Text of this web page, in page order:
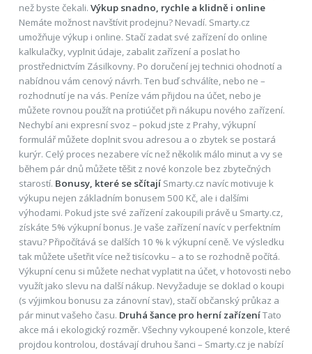
než byste čekali. Výkup snadno, rychle a klidně i online
Nemáte možnost navštívit prodejnu? Nevadí. Smarty.cz
umožňuje výkup i online. Stačí zadat své zařízení do online
kalkulačky, vyplnit údaje, zabalit zařízení a poslat ho
prostřednictvím Zásilkovny. Po doručení jej technici ohodnotí a
nabídnou vám cenový návrh. Ten buď schválíte, nebo ne –
rozhodnutí je na vás. Peníze vám přijdou na účet, nebo je
můžete rovnou použít na protiúčet při nákupu nového zařízení.
Nechybí ani expresní svoz – pokud jste z Prahy, výkupní
formulář můžete doplnit svou adresou a o zbytek se postará
kurýr. Celý proces nezabere víc než několik málo minut a vy se
během pár dnů můžete těšit z nové konzole bez zbytečných
starostí. Bonusy, které se sčítajíSmarty.cz navíc motivuje k
výkupu nejen základním bonusem 500 Kč, ale i dalšími
výhodami. Pokud jste své zařízení zakoupili právě u Smarty.cz,
získáte 5% výkupní bonus. Je vaše zařízení navíc v perfektním
stavu? Připočítává se dalších 10 % k výkupní ceně. Ve výsledku
tak můžete ušetřit více než tisícovku – a to se rozhodně počítá.
Výkupní cenu si můžete nechat vyplatit na účet, v hotovosti nebo
využít jako slevu na další nákup. Nevyžaduje se doklad o koupi
(s výjimkou bonusu za zánovní stav), stačí občanský průkaz a
pár minut vašeho času. Druhá šance pro herní zařízeníTato
akce má i ekologický rozměr. Všechny vykoupené konzole, které
projdou kontrolou, dostávají druhou šanci – Smarty.cz je nabízí